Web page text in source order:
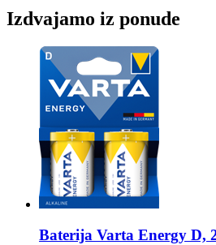
Izdvajamo iz ponude
Baterija Varta Energy D,